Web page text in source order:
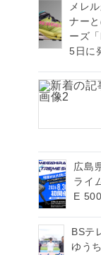
メレ
ナー
ーズ
5日に
広島
ライ
E
BSテ
ゆう